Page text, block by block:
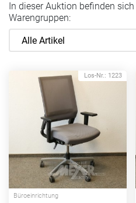
In dieser Auktion befinden sich
Warengruppen:
Los-Nr.: 1223
Büroeinrichtung